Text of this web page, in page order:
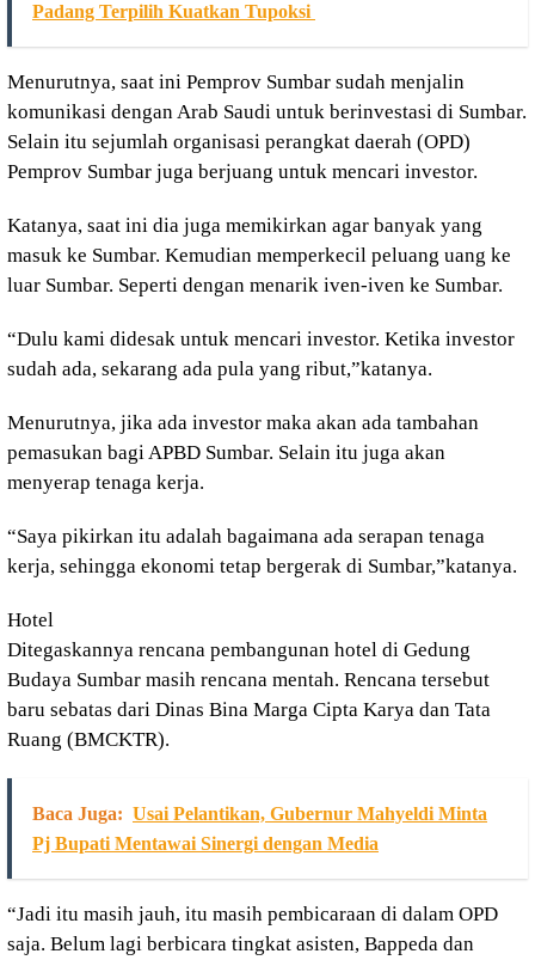
Padang Terpilih Kuatkan Tupoksi
Menurutnya, saat ini Pemprov Sumbar sudah menjalin
komunikasi dengan Arab Saudi untuk berinvestasi di Sumbar.
Selain itu sejumlah organisasi perangkat daerah (OPD)
Pemprov Sumbar juga berjuang untuk mencari investor.
Katanya, saat ini dia juga memikirkan agar banyak yang
masuk ke Sumbar. Kemudian memperkecil peluang uang ke
luar Sumbar. Seperti dengan menarik iven-iven ke Sumbar.
“Dulu kami didesak untuk mencari investor. Ketika investor
sudah ada, sekarang ada pula yang ribut,”katanya.
Menurutnya, jika ada investor maka akan ada tambahan
pemasukan bagi APBD Sumbar. Selain itu juga akan
menyerap tenaga kerja.
“Saya pikirkan itu adalah bagaimana ada serapan tenaga
kerja, sehingga ekonomi tetap bergerak di Sumbar,”katanya.
Hotel
Ditegaskannya rencana pembangunan hotel di Gedung
Budaya Sumbar masih rencana mentah. Rencana tersebut
baru sebatas dari Dinas Bina Marga Cipta Karya dan Tata
Ruang (BMCKTR).
Baca Juga: Usai Pelantikan, Gubernur Mahyeldi Minta
Pj Bupati Mentawai Sinergi dengan Media
“Jadi itu masih jauh, itu masih pembicaraan di dalam OPD
saja. Belum lagi berbicara tingkat asisten, Bappeda dan